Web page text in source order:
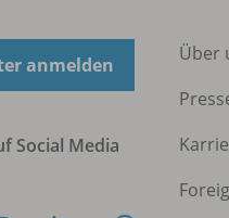
anmelden
Social Media
Über